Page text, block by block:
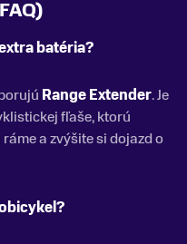
batéria?
Range Extender. Je
fľaše, ktorú
a zvýšite si dojazd o